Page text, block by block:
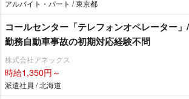
アルバイト・パート / 東京都
コールセンター「テレフォンオペレーター
勤務自動車事故の初期対応経験不問
株式会社アネックス
時給1,350円～
派遣社員 / 北海道